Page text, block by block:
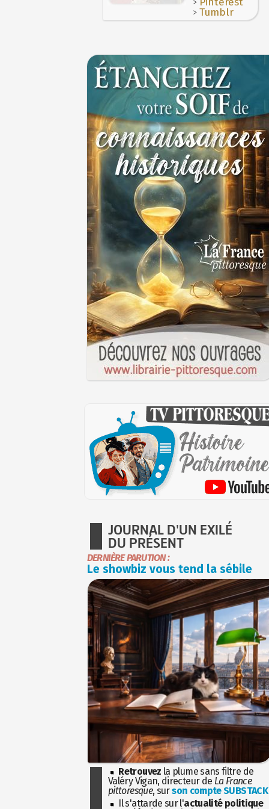
JOURNAL D'UN EXILÉ
DU PRÉSENT
DERNIÈRE PARUTION :
Le showbiz vous tend la sébile
Retrouvez la plume sans filtre de
Valéry Vigan, directeur de La France
pittoresque, surson compte SUBSTACK
Il s'attarde sur l'actualité politique
>Tumblr